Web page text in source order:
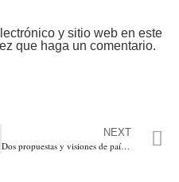
y sitio web en este
que haga un comentario.
NEXT
Dos propuestas y visiones de país abismalmente opuestos. Por: Duván Idárraga